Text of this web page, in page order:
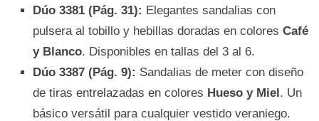
Dúo 3381 (Pág. 31): Elegantes sandalias con
pulsera al tobillo y hebillas doradas en colores Café
y Blanco. Disponibles en tallas del 3 al 6.
Dúo 3387 (Pág. 9): Sandalias de meter con diseño
de tiras entrelazadas en colores Hueso y Miel. Un
básico versátil para cualquier vestido veraniego.